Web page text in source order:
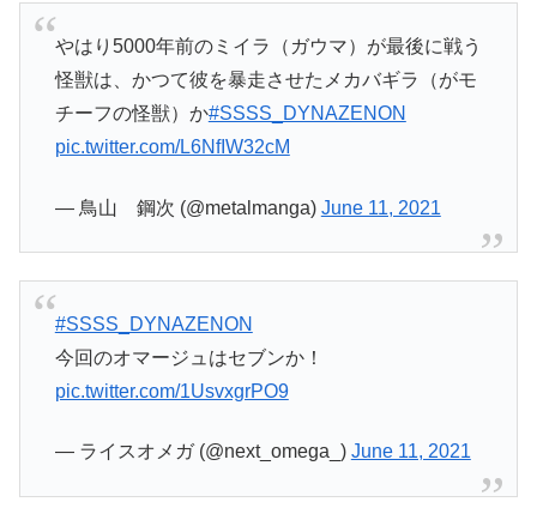
やはり5000年前のミイラ（ガウマ）が最後に戦う
怪獣は、かつて彼を暴走させたメカバギラ（がモ
チーフの怪獣）か#SSSS_DYNAZENON
pic.twitter.com/L6NfIW32cM
— 鳥山 鋼次 (@metalmanga) June 11, 2021
#SSSS_DYNAZENON
今回のオマージュはセブンか！
pic.twitter.com/1UsvxgrPO9
— ライスオメガ (@next_omega_) June 11, 2021